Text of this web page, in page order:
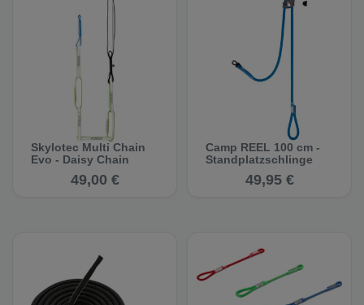
Skylotec Multi Chain
Evo - Daisy Chain
49,00 €
Camp REEL 100 cm -
Standplatzschlinge
49,95 €